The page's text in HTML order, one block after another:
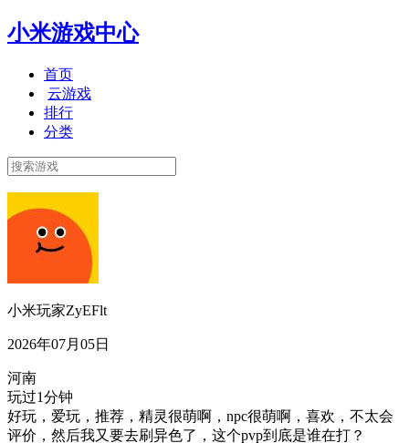
小米游戏中心
首页
云游戏
排行
分类
小米玩家ZyEFlt
2026年07月05日
河南
玩过1分钟
好玩，爱玩，推荐，精灵很萌啊，npc很萌啊，喜欢，不太会
评价，然后我又要去刷异色了，这个pvp到底是谁在打？